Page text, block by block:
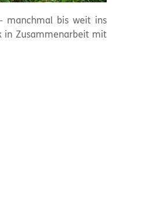
manchmal bis weit ins
in Zusammenarbeit mit